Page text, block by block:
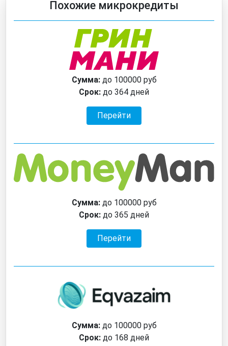
Похожие микрокредиты
Сумма:до 100000 руб
Срок: до 364 дней
Перейти
Сумма:до 100000 руб
Срок: до 365 дней
Перейти
Сумма:до 100000 руб
Срок: до 168 дней